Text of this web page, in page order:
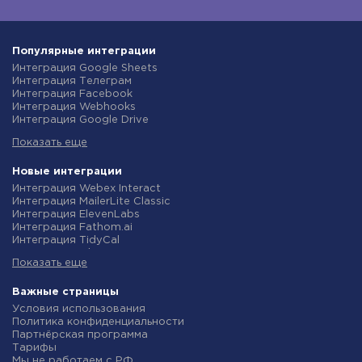
Популярные интеграции
Интеграция Google Sheets
Интеграция Телеграм
Интеграция Facebook
Интеграция Webhooks
Интеграция Google Drive
Интеграция Gmail
Интеграция Новая Почта
Интеграция Binotel
Интеграция OpenAI (ChatGPT)
Интеграция Prom
Интеграция Приват24
Интеграция OLX
Интеграция TurboSMS
Интеграция SendPulse
Интеграция Stream Telecom
Интеграция Google Analytics
Интеграция Creatio
Интеграция Ringostat
Интеграция Google Calendar
Показать еще
Новые интеграции
Интеграция Webex Interact
Интеграция MailerLite Classic
Интеграция ElevenLabs
Интеграция Fathom.ai
Интеграция TidyCal
Интеграция Gist
Интеграция Straico
Интеграция Rows
Интеграция Firecrawl
Интеграция Binotel SmartCRM
Интеграция Perplexity AI
Интеграция Formbricks
Показать еще
Важные страницы
Условия использования
Политика конфиденциальности
Партнёрская программа
Тарифы